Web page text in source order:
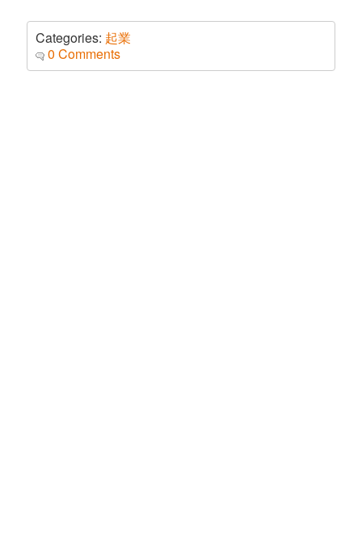
Categories: 起業
0 Comments